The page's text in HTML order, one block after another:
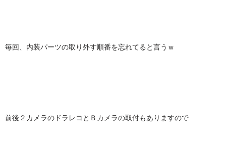
毎回、内装パーツの取り外す順番を忘れてると言うｗ
前後２カメラのドラレコとＢカメラの取付もありますので